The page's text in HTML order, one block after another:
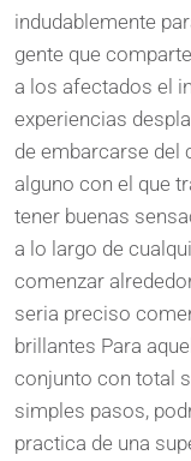
indudablemente
gente que
a los afectados el
experiencias
de embarcarse del
alguno con el que
tener buenas
a lo largo de
comenzar
seria preciso
brillantes Para
conjunto con total
simples pasos,
practica de una